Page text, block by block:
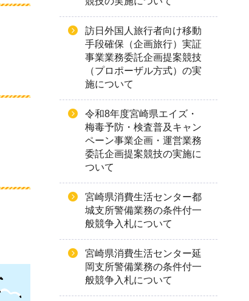
訪日外国人旅行者向け移動
手段確保（企画旅行）実証
事業業務委託企画提案競技
（プロポーザル方式）の実
施について
令和8年度宮崎県エイズ・
梅毒予防・検査普及キャン
ペーン事業企画・運営業務
委託企画提案競技の実施に
ついて
宮崎県消費生活センター都
城支所警備業務の条件付一
般競争入札について
宮崎県消費生活センター延
岡支所警備業務の条件付一
般競争入札について